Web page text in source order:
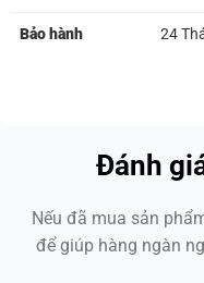
Bảo hành 24
Đánh
Nếu đã mua sản
để giúp hàng ngàn